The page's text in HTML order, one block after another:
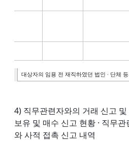
4) 직무관련자와의 거래 신고
보유 및 매수 신고 현황 · 직무
와 사적 접촉 신고 내역